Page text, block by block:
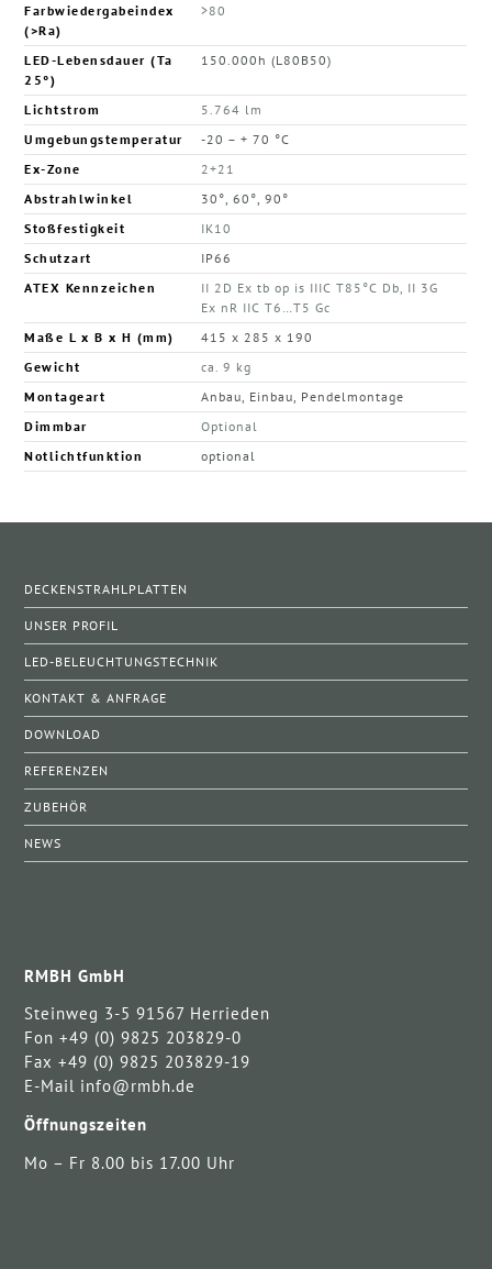
Farbwiedergabeindex
(>Ra)
>80
LED-Lebensdauer (Ta
25°)
150.000h (L80B50)
Lichtstrom
5.764 lm
Umgebungstemperatur
-20 – + 70 °C
Ex-Zone
2+21
Abstrahlwinkel
30°, 60°, 90°
Stoßfestigkeit
IK10
Schutzart
IP66
ATEX Kennzeichen
II 2D Ex tb op is IIIC T85°C Db, II 3G
Ex nR IIC T6…T5 Gc
Maße L x B x H (mm)
415 x 285 x 190
Gewicht
ca. 9 kg
Montageart
Anbau, Einbau, Pendelmontage
Dimmbar
Optional
Notlichtfunktion
optional
DECKENSTRAHLPLATTEN
UNSER PROFIL
LED-BELEUCHTUNGSTECHNIK
KONTAKT & ANFRAGE
DOWNLOAD
REFERENZEN
ZUBEHÖR
NEWS
RMBH GmbH
Steinweg 3-5 91567 Herrieden
Fon +49 (0) 9825 203829-0
Fax +49 (0) 9825 203829-19
E-Mail info@rmbh.de
Öffnungszeiten
Mo – Fr 8.00 bis 17.00 Uhr